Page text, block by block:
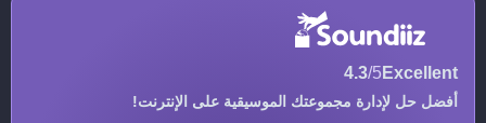
Excellent
4.3/5
أفضل حل لإدارة مجموعتك الموسيقية على الإنترنت!